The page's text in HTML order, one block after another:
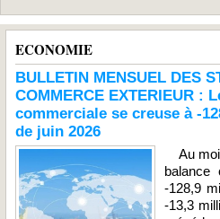
ECONOMIE
BULLETIN MENSUEL DES
COMMERCE EXTERIEUR :
commerciale se creuse à -
de juin 2026
Au
balance
-128,9
-13,3